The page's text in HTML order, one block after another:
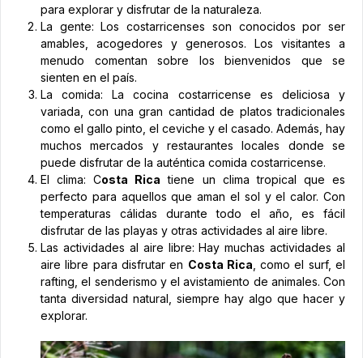
para explorar y disfrutar de la naturaleza.
La gente: Los costarricenses son conocidos por ser
amables, acogedores y generosos. Los visitantes a
menudo comentan sobre los bienvenidos que se
sienten en el país.
La comida: La cocina costarricense es deliciosa y
variada, con una gran cantidad de platos tradicionales
como el gallo pinto, el ceviche y el casado. Además, hay
muchos mercados y restaurantes locales donde se
puede disfrutar de la auténtica comida costarricense.
El clima: Costa Rica tiene un clima tropical que es
perfecto para aquellos que aman el sol y el calor. Con
temperaturas cálidas durante todo el año, es fácil
disfrutar de las playas y otras actividades al aire libre.
Las actividades al aire libre: Hay muchas actividades al
aire libre para disfrutar en Costa Rica , como el surf, el
rafting, el senderismo y el avistamiento de animales. Con
tanta diversidad natural, siempre hay algo que hacer y
explorar.